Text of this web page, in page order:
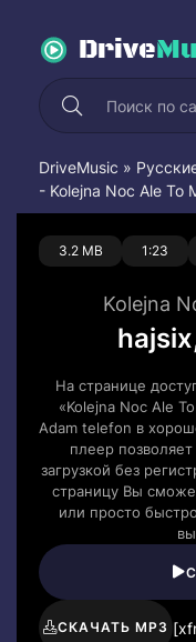
Drive
DriveMusic »
- Kolejna Noc Ale To
3.2 MB 1:23
Kolejna
На странице
«Kolejna Noc Ale
Adam telefon в
плеер
загрузкой без
страницу Вы
или просто
СКАЧАТЬ MP3